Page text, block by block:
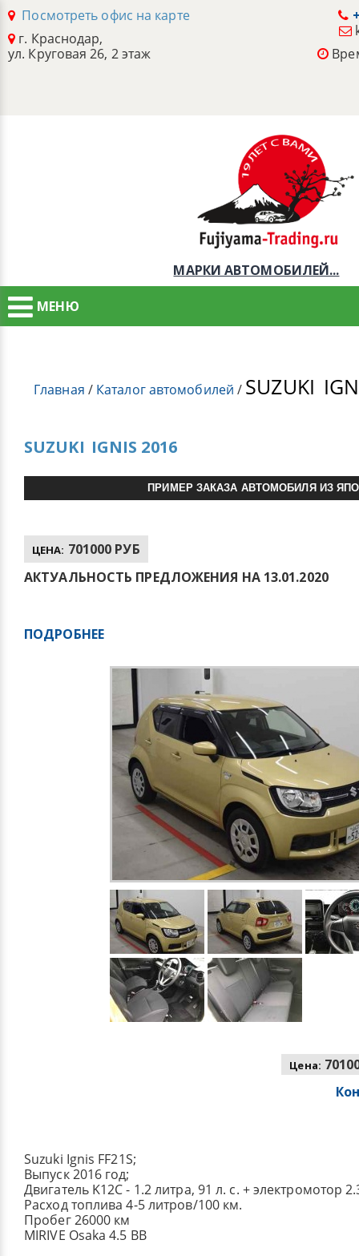
Посмотреть офис на карте
г. Краснодар,
ул. Круговая 26, 2 этаж
МАРКИ АВТОМОБИЛЕЙ...
МЕНЮ
Главная / Каталог автомобилей / SUZUKI
SUZUKI IGNIS 2016
ПРИМЕР ЗАКАЗА АВТОМОБИЛЯ ИЗ
ЦЕНА: 701000 РУБ
АКТУАЛЬНОСТЬ ПРЕДЛОЖЕНИЯ НА 13.01.2020
ПОДРОБНЕЕ
Цена:
Suzuki Ignis FF21S;
Выпуск 2016 год;
Двигатель K12C - 1.2 литра, 91 л. с. + электромотор
Расход топлива 4-5 литров/100 км.
Пробег 26000 км
MIRIVE Osaka 4.5 BB